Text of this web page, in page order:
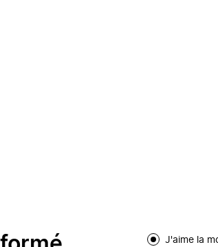
J'aime la